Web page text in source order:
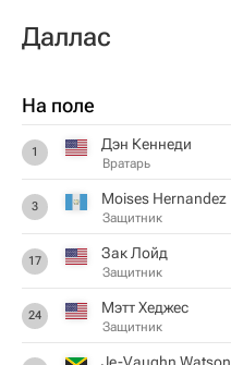
Даллас
На поле
1 Дэн Кеннеди
Вратарь
3 Moises Hernandez
Защитник
17 Зак Лойд
Защитник
24 Мэтт Хеджес
Защитник